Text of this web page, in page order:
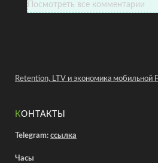
Посмотреть все комментарии
Retention, LTV и экономика мобильной
КОНТАКТЫ
Telegram: ссылка
Часы